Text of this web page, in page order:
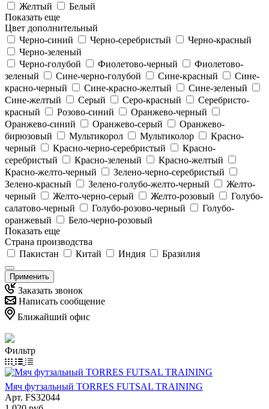
Желтый
Белый
Показать еще
Цвет дополнительный
Черно-синий
Черно-серебристый
Черно-красный
Черно-зеленый
Черно-голубой
Фиолетово-черный
Фиолетово-
зеленый
Сине-черно-голубой Сине-красный
Сине-
красно-черный
Сине-красно-желтый
Сине-зеленый
Сине-желтый
Серый Серо-красный
Серебристо-
красный
Розово-синий
Оранжево-черный
Оранжево-синий
Оранжево-серый
Оранжево-
бирюзовый
Мультикорол Мультиколор
Красно-
черный
Красно-черно-серебристый
Красно-
серебристый
Красно-зеленый
Красно-желтый
Красно-желто-черный
Зелено-черно-серебристый
Зелено-красный
Зелено-голубо-желто-черный
Желто-
черный
Желто-черно-серый Желто-розовый
Голубо-
салатово-черный
Голубо-розово-черный
Голубо-
оранжевый
Бело-черно-розовый
Показать еще
Страна производства
Пакистан
Китай Индия Бразилия
Применить
Заказать звонок
Написать сообщение
Ближайший офис
Фильтр
Мяч футзальный TORRES FUTSAL TRAINING
Арт. FS32044